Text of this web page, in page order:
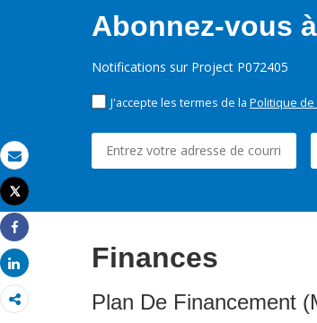
Email
Imprimer
Tweet
Share
Share
Abonnez-vous
Notifications sur Project P072405
J'accepte les termes de la Politique
Finances
Plan De Financement